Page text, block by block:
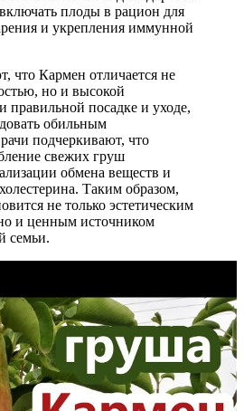
плоды в рацион для
и укрепления иммунной
что Кармен отличается не
но и высокой
посадке и уходе,
обильным
подчеркивают, что
свежих груш
обмена веществ и
Таким образом,
не только эстетическим
и ценным источником
семьи.